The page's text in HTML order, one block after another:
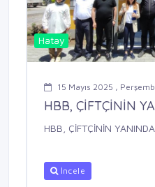
Hatay
15 Mayıs 2025 ,
HBB, ÇİFTÇİNİN
HBB, ÇİFTÇİNİN
İncele